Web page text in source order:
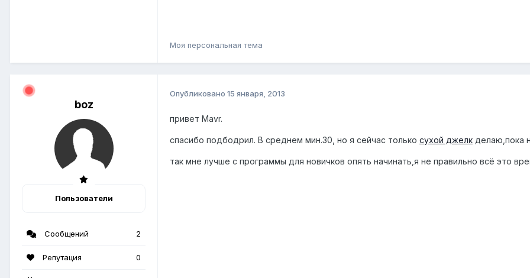
Моя персональная тема
boz
Пользователи
Сообщений 2
Репутация 0
Опубликовано 15 января, 2013
привет Mavr.
спасибо подбодрил. B среднем мин.30, но я сейчас только сухой джелк делаю,пока
так мне лучше с программы для новичков опять начинать,я не правильно всё это